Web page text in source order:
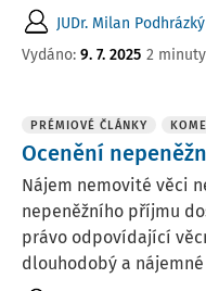
JUDr. Milan
Vydáno: 9. 7. 2025 2
PRÉMIOVÉ ČLÁNKY
Ocenění
Nájem nemovité věci
nepeněžního příjmu
právo odpovídající
dlouhodobý a